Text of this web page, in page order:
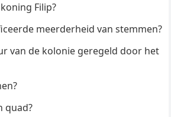
Filip?
meerderheid van stemmen?
van de kolonie geregeld door het
quad?